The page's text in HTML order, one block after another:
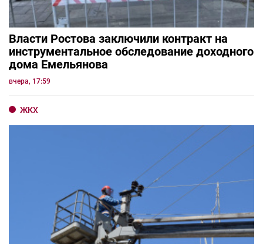
Власти Ростова заключили контракт на
инструментальное обследование доходного
дома Емельянова
вчера, 17:59
ЖКХ